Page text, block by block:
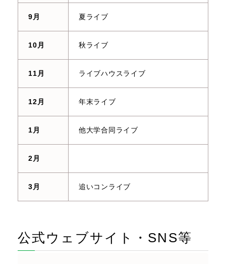
9月 夏ライブ
10月 秋ライブ
11月 ライブハウスライブ
12月 年末ライブ
1月 他大学合同ライブ
2月
3月 追いコンライブ
公式ウェブサイト・SNS等